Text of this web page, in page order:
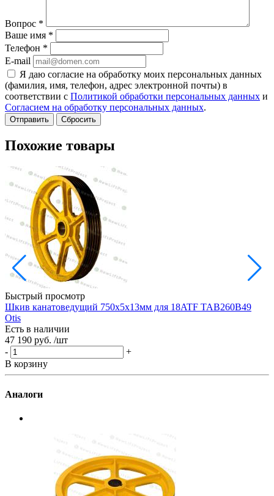
Вопрос *
Ваше имя *
Телефон *
E-mail
Я даю согласие на обработку моих персональных данных
(фамилия, имя, телефон, адрес электронной почты) в
соответствии с Политикой обработки персональных данных и
Согласием на обработку персональных данных.
Сбросить
Похожие товары
Быстрый просмотр
Шкив канатоведущий 750х5х13мм для 18ATF TAB260B49
Otis
Есть в наличии
47 190 руб. /шт
-
+
В корзину
Аналоги